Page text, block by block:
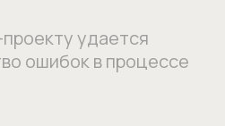
удается
ошибок в процессе